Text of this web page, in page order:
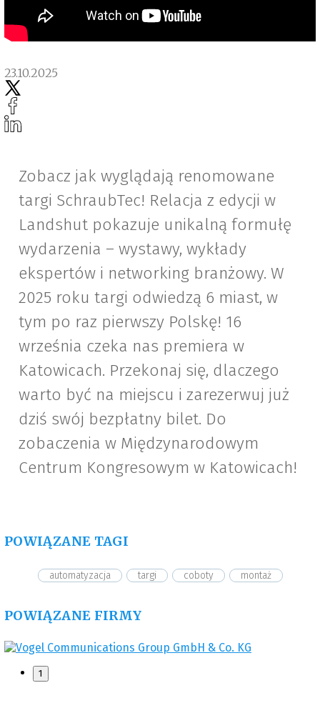
23.10.2025
Zobacz jak wyglądają renomowane
targi SchraubTec! Relacja z edycji w
Landshut pokazuje unikalną formułę
wydarzenia – wystawy, wykłady
ekspertów i networking branżowy. W
2025 roku targi odwiedzą 6 miast, w
tym po raz pierwszy Polskę! 16
września czeka nas premiera w
Katowicach. Przekonaj się, dlaczego
warto być na miejscu i zarezerwuj już
dziś swój bezpłatny bilet. Do
zobaczenia w Międzynarodowym
Centrum Kongresowym w Katowicach!
POWIĄZANE TAGI
automatyzacja targi coboty montaż
POWIĄZANE FIRMY
1